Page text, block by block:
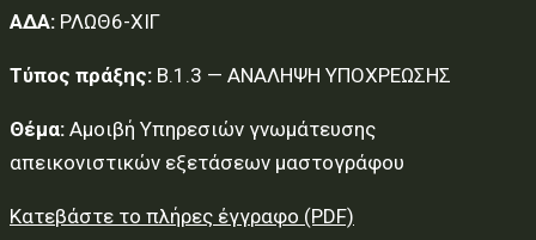
ΑΔΑ: ΡΛΩΘ6-ΧΙΓ
Τύπος πράξης: Β.1.3 — ΑΝΑΛΗΨΗ ΥΠΟΧΡΕΩΣΗΣ
Θέμα: Αμοιβή Υπηρεσιών γνωμάτευσης
απεικονιστικών εξετάσεων μαστογράφου
Κατεβάστε το πλήρες έγγραφο (PDF)